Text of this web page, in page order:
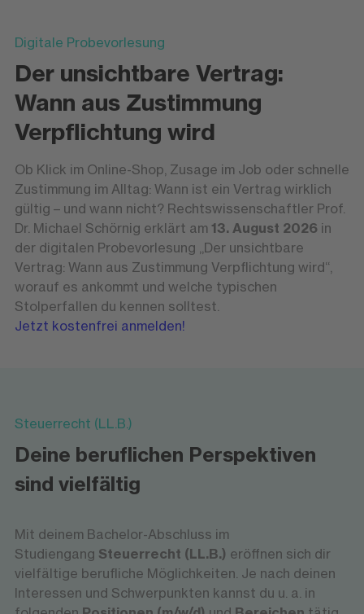
Digitale Probevorlesung
Der unsichtbare Vertrag:
Wann aus Zustimmung
Verpflichtung wird
Ob Klick im Online-Shop, Zusage im Job oder schnelle
Zustimmung im Alltag: Wann ist ein Vertrag wirklich
gültig – und wann nicht? Rechtswissenschaftler Prof.
Dr. Michael Schörnig erklärt am 13. August 2026 in
der digitalen Probevorlesung „Der unsichtbare
Vertrag: Wann aus Zustimmung Verpflichtung wird“,
worauf es ankommt und welche typischen
Stolperfallen du kennen solltest.
Jetzt kostenfrei anmelden!
Steuerrecht (LL.B.)
Deine beruflichen Perspektiven
sind vielfältig
Mit deinem Bachelor-Abschluss im
Studiengang Steuerrecht (LL.B.) eröffnen sich dir
vielfältige berufliche Möglichkeiten. Je nach deinen
Interessen und Schwerpunkten kannst du u. a. in